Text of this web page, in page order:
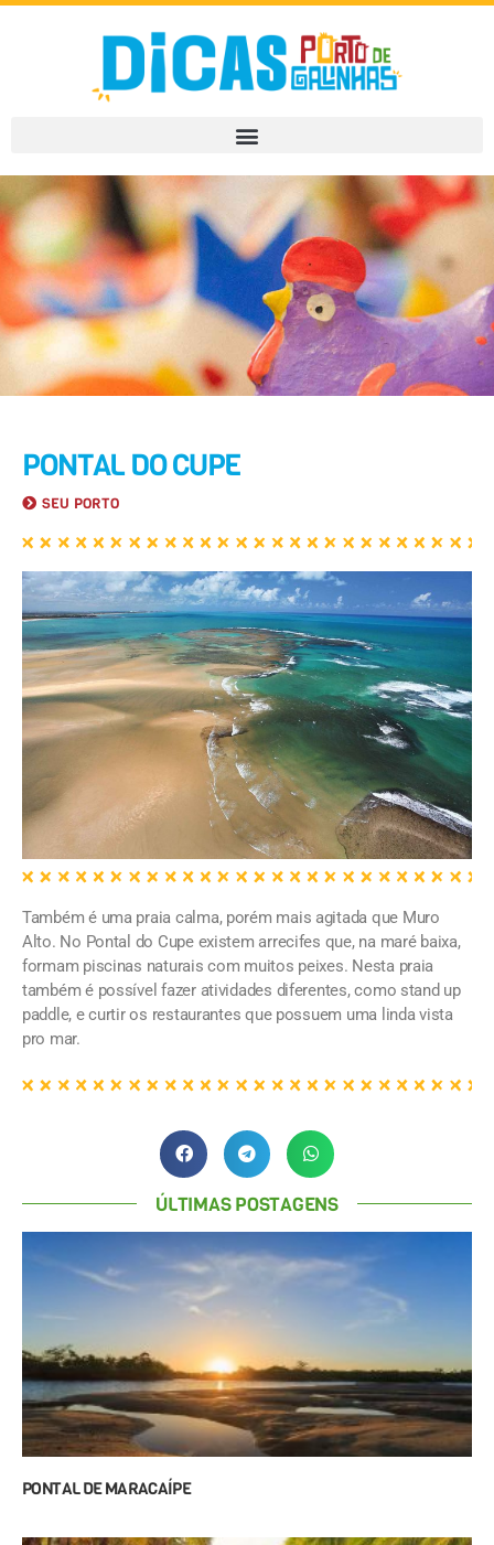
PONTAL DO CUPE
SEU PORTO
Também é uma praia calma, porém mais agitada que Muro
Alto. No Pontal do Cupe existem arrecifes que, na maré baixa,
formam piscinas naturais com muitos peixes. Nesta praia
também é possível fazer atividades diferentes, como stand up
paddle, e curtir os restaurantes que possuem uma linda vista
pro mar.
ÚLTIMAS POSTAGENS
PONTAL DE MARACAÍPE